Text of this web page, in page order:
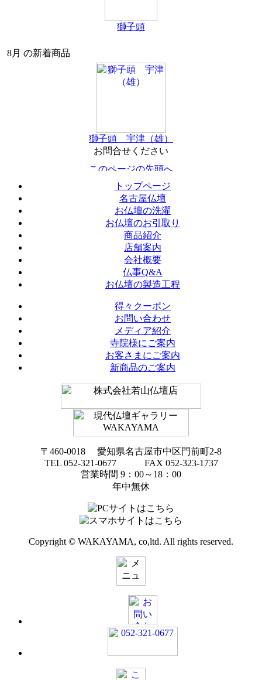
獅子頭
8月 の新着商品
獅子頭 宇津（雄）
お問合せください
トップページ
名古屋仏壇
お仏壇の洗濯
お仏壇のお引取り
商品紹介
店舗案内
会社概要
仏事Q&A
お仏壇の製造工程
得々クーポン
お問い合わせ
メディア紹介
寺院様にご案内
お客さまにご案内
新商品のご案内
〒460-0018 愛知県名古屋市中区門前町2-8
TEL 052-321-0677 FAX 052-323-1737
営業時間 9：00～18：00
年中無休
Copyright © WAKAYAMA, co,ltd. All rights reserved.